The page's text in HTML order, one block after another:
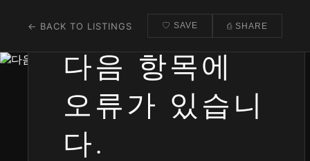
← BACK TO LISTINGS ♡ SAVE ⎙ SHARE
다음 항목에
오류가 있습니
다.